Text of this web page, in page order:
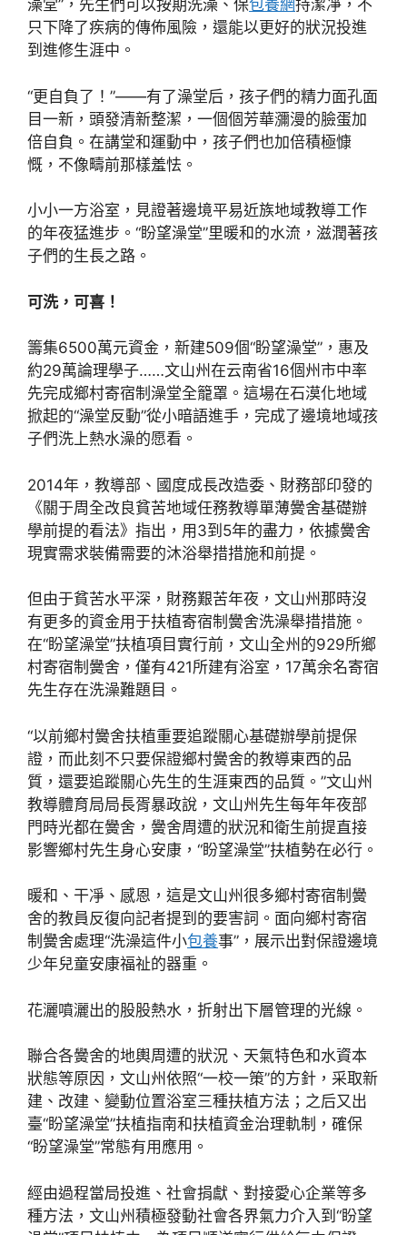
澡堂”，先生們可以按期洗澡、保包養網持潔凈，不
只下降了疾病的傳佈風險，還能以更好的狀況投進
到進修生涯中。
“更自負了！”——有了澡堂后，孩子們的精力面孔面
目一新，頭發清新整潔，一個個芳華瀰漫的臉蛋加
倍自負。在講堂和運動中，孩子們也加倍積極慷
慨，不像疇前那樣羞怯。
小小一方浴室，見證著邊境平易近族地域教導工作
的年夜猛進步。“盼望澡堂”里暖和的水流，滋潤著孩
子們的生長之路。
可洗，可喜！
籌集6500萬元資金，新建509個“盼望澡堂”，惠及
約29萬論理學子……文山州在云南省16個州市中率
先完成鄉村寄宿制澡堂全籠罩。這場在石漠化地域
掀起的“澡堂反動”從小暗語進手，完成了邊境地域孩
子們洗上熱水澡的愿看。
2014年，教導部、國度成長改造委、財務部印發的
《關于周全改良貧苦地域任務教導單薄黌舍基礎辦
學前提的看法》指出，用3到5年的盡力，依據黌舍
現實需求裝備需要的沐浴舉措措施和前提。
但由于貧苦水平深，財務艱苦年夜，文山州那時沒
有更多的資金用于扶植寄宿制黌舍洗澡舉措措施。
在“盼望澡堂”扶植項目實行前，文山全州的929所鄉
村寄宿制黌舍，僅有421所建有浴室，17萬余名寄宿
先生存在洗澡難題目。
“以前鄉村黌舍扶植重要追蹤關心基礎辦學前提保
證，而此刻不只要保證鄉村黌舍的教導東西的品
質，還要追蹤關心先生的生涯東西的品質。”文山州
教導體育局局長胥暴政說，文山州先生每年年夜部
門時光都在黌舍，黌舍周遭的狀況和衛生前提直接
影響鄉村先生身心安康，“盼望澡堂”扶植勢在必行。
暖和、干凈、感恩，這是文山州很多鄉村寄宿制黌
舍的教員反復向記者提到的要害詞。面向鄉村寄宿
制黌舍處理“洗澡這件小包養事”，展示出對保證邊境
少年兒童安康福祉的器重。
花灑噴灑出的股股熱水，折射出下層管理的光線。
聯合各黌舍的地輿周遭的狀況、天氣特色和水資本
狀態等原因，文山州依照“一校一策”的方針，采取新
建、改建、變動位置浴室三種扶植方法；之后又出
臺“盼望澡堂”扶植指南和扶植資金治理軌制，確保
“盼望澡堂”常態有用應用。
經由過程當局投進、社會捐獻、對接愛心企業等多
種方法，文山州積極發動社會各界氣力介入到“盼望